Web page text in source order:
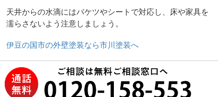
天井からの水滴にはバケツやシートで対応し、床や家具を
濡らさないよう注意しましょう。
伊豆の国市の外壁塗装なら市川塗装へ